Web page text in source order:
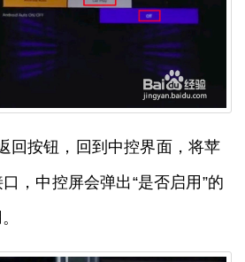
回按钮，回到中控界面，将苹
，中控屏会弹出“是否启用”的